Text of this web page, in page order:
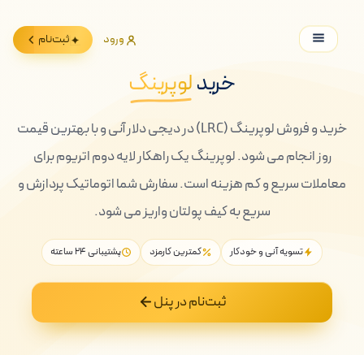
ورود ثبت‌نام
خریدلوپرینگ
خرید و فروش لوپرینگ (LRC) در دیجی دلار آنی و با بهترین قیمت
روز انجام می شود. لوپرینگ یک راهکار لایه دوم اتریوم برای
معاملات سریع و کم هزینه است. سفارش شما اتوماتیک پردازش و
سریع به کیف پولتان واریز می شود.
تسویه آنی و خودکار کمترین کارمزد پشتیبانی ۲۴ ساعته
ثبت‌نام در پنل